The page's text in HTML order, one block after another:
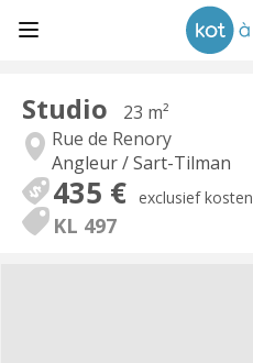
Studio
23 m²
Rue de Renory
Angleur / Sart-Tilman
435 € exclusief kosten
KL 497